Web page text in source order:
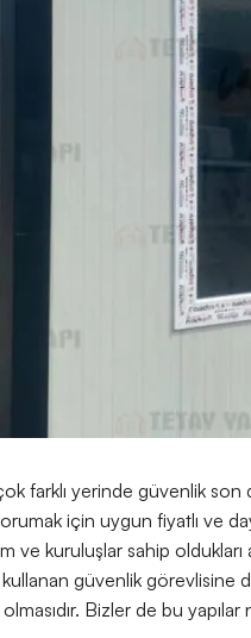
farklı yerinde güvenlik
için uygun fiyatlı ve
ve kuruluşlar sahip oldukları
kullanan güvenlik görevlisine
olmasıdır. Bizler de bu